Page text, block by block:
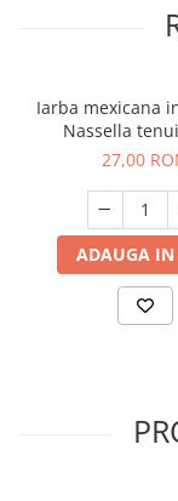
Iarba mexicana
Nassella
27,00
ADAUGA IN